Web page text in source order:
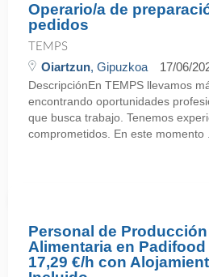
Operario/a de
pedidos
TEMPS
Oiartzun, Gipuzkoa 17/06/
DescripciónEn TEMPS llevamos
encontrando oportunidades
que busca trabajo. Tenemos
comprometidos. En este momento
Personal de Producción
Alimentaria en Padifood |
17,29 €/h con